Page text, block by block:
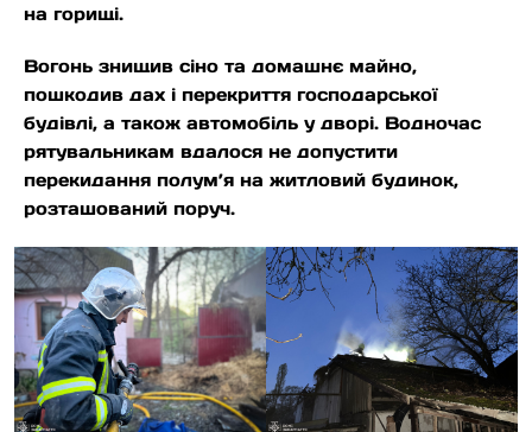
на горищі.
Вогонь знищив сіно та домашнє майно,
пошкодив дах і перекриття господарської
будівлі, а також автомобіль у дворі. Водночас
рятувальникам вдалося не допустити
перекидання полум’я на житловий будинок,
розташований поруч.